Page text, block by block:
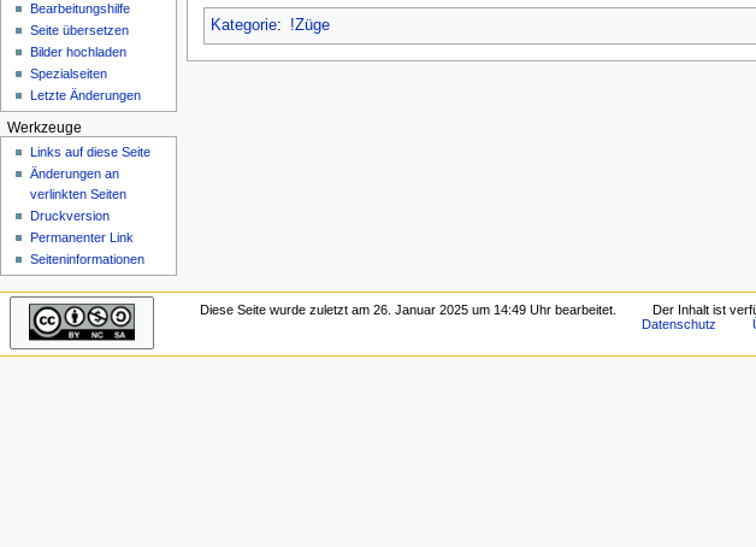
Kategorie: !Züge
Bearbeitungshilfe
Seite übersetzen
Bilder hochladen
Spezialseiten
Letzte Änderungen
Werkzeuge
Links auf diese Seite
Änderungen an
verlinkten Seiten
Druckversion
Permanenter Link
Seiten­­informationen
Diese Seite wurde zuletzt am 26. Januar 2025 um 14:49 Uhr bearbeitet. Der Inhalt ist
Datenschutz